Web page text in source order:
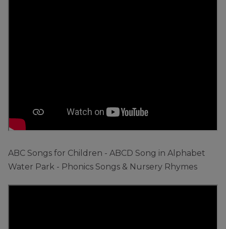
ABC Songs for Children - ABCD Song in Alphabet
Water Park - Phonics Songs & Nursery Rhymes